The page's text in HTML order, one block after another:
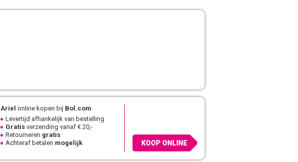
Ariel online kopen bij Bol.com
Levertijd afhankelijk van bestelling
Gratis verzending vanaf € 20,-
Retourneren gratis
Achteraf betalen mogelijk KOOP ONLINE